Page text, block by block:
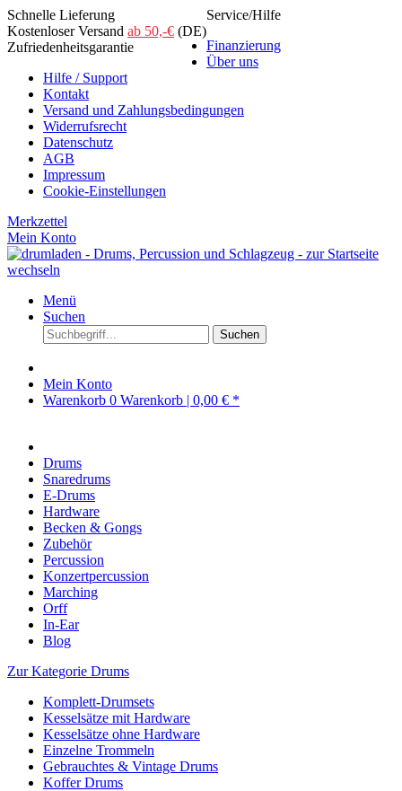
Schnelle Lieferung
Kostenloser Versand ab 50,-€ (DE)
Zufriedenheitsgarantie
Service/Hilfe
Finanzierung
Über uns
Hilfe / Support
Kontakt
Versand und Zahlungsbedingungen
Widerrufsrecht
Datenschutz
AGB
Impressum
Cookie-Einstellungen
Merkzettel
Mein Konto
Menü
Suchen
Suchen
Mein Konto
Warenkorb 0 Warenkorb | 0,00 € *
Drums
Snaredrums
E-Drums
Hardware
Becken & Gongs
Zubehör
Percussion
Konzertpercussion
Marching
Orff
In-Ear
Blog
Zur Kategorie Drums
Komplett-Drumsets
Kesselsätze mit Hardware
Kesselsätze ohne Hardware
Einzelne Trommeln
Gebrauchtes & Vintage Drums
Koffer Drums